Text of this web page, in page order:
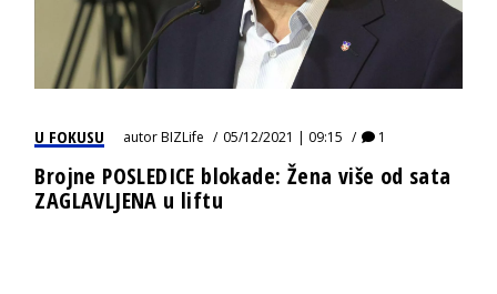
U FOKUSU autorBIZLife 05/12/2021 | 09:15 1
Brojne POSLEDICE blokade: Žena više od sata
ZAGLAVLJENA u liftu